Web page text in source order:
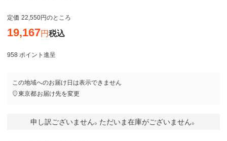
定価 22,550 のところ
19,167 税込
958 ポイント進呈
この地域へのお届け日は表示できません
東京都お届け先を変更
申し訳ございません。ただいま在庫がございません。